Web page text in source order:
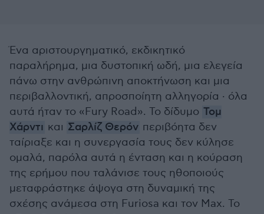
Ένα αριστουργηματικό, εκδικητικό
παραλήρημα, μια δυστοπική ωδή, μια ελεγεία
πάνω στην ανθρώπινη αποκτήνωση και μια
περιβαλλοντική, απροσποίητη αλληγορία · όλα
αυτά ήταν το «Fury Road». Το δίδυμο Τομ
Χάρντι και Σαρλίζ Θερόν περιβόητα δεν
ταίριαξε και η συνεργασία τους δεν κύλησε
ομαλά, παρόλα αυτά η ένταση και η κούραση
της ερήμου που ταλάνισε τους ηθοποιούς
μεταφράστηκε άψογα στη δυναμική της
σχέσης ανάμεσα στη Furiosa και τον Max. Το